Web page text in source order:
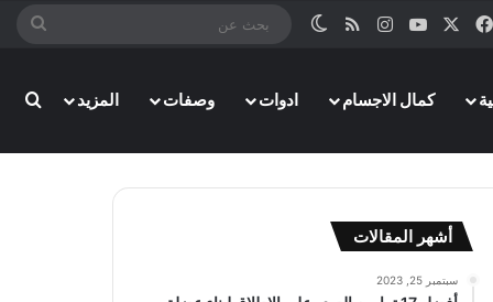
فيسبوك ‫YouTubeانستقرامملخص الموقع RSS
الوضع المظلم
كمال الاجسام ادوات وصفات المزيد
أشهر المقالات
سبتمبر 25, 2023